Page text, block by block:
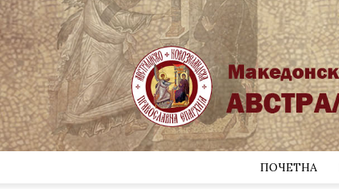
ПОЧЕТНА